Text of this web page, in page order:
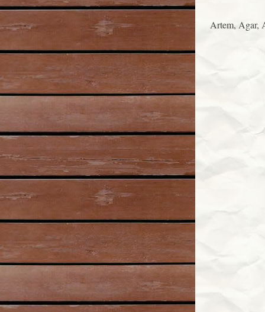
Artem, Agar,